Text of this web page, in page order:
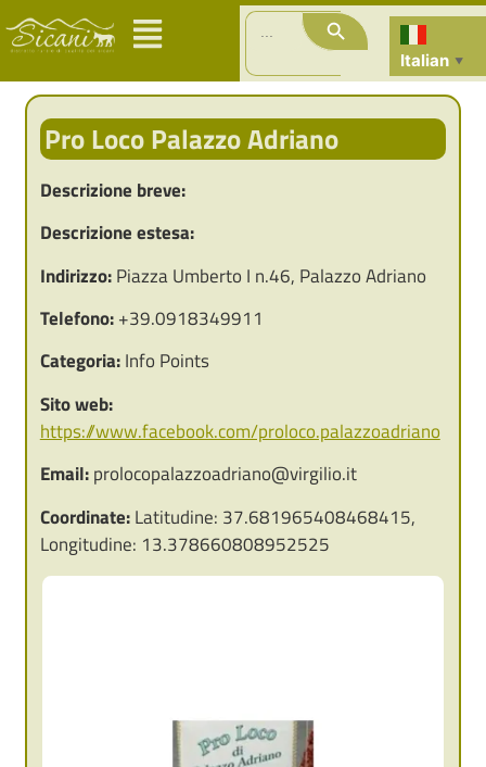
Search
for:
Search Button
Italian ▼
Pro Loco Palazzo Adriano
Descrizione breve:
Descrizione estesa:
Indirizzo:Piazza Umberto I n.46, Palazzo Adriano
Telefono:+39.0918349911
Categoria:Info Points
Sito web:
https://www.facebook.com/proloco.palazzoadriano
Email:prolocopalazzoadriano@virgilio.it
Coordinate:Latitudine: 37.681965408468415,
Longitudine: 13.378660808952525